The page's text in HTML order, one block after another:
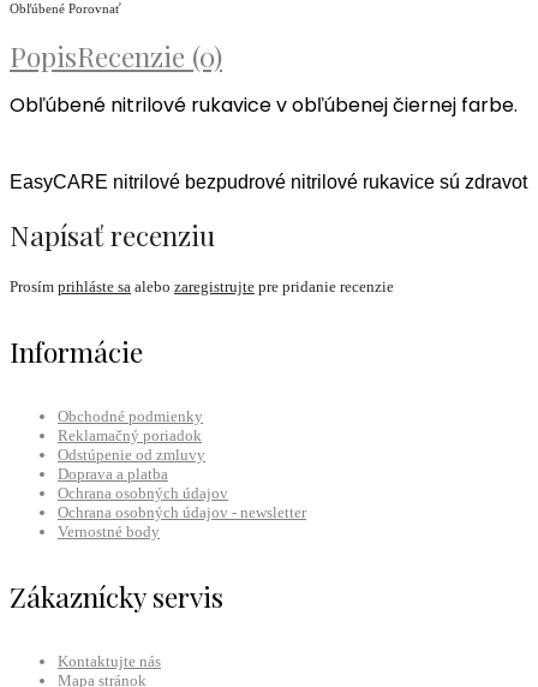
Obľúbené Porovnať
PopisRecenzie (0)
Obľúbené nitrilové rukavice v obľúbenej čiernej farbe.
EasyCARE nitrilové bezpudrové nitrilové rukavice sú
Napísať recenziu
Prosím prihláste sa alebo zaregistrujte pre pridanie recenzie
Informácie
Obchodné podmienky
Reklamačný poriadok
Odstúpenie od zmluvy
Doprava a platba
Ochrana osobných údajov
Ochrana osobných údajov - newsletter
Vernostné body
Zákaznícky servis
Kontaktujte nás
Mapa stránok